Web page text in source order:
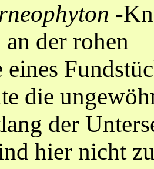
-
der rohen
die
der
hier nicht